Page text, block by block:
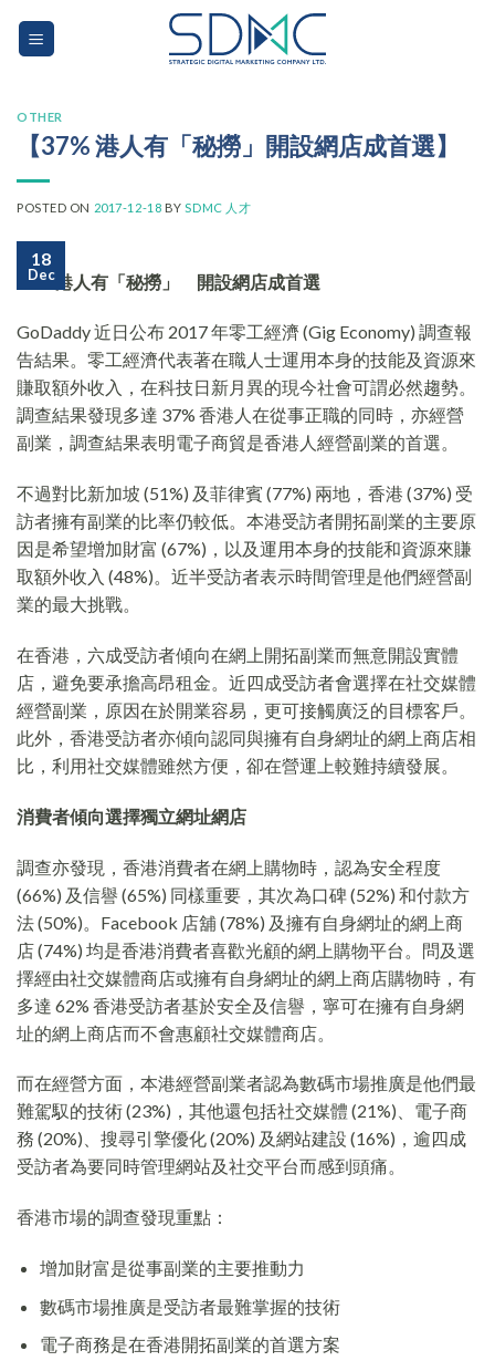
OTHER
【37% 港人有「秘撈」開設網店成首選】
POSTED ON 2017-12-18 BY SDMC 人才
18
Dec
37% 港人有「秘撈」 開設網店成首選
GoDaddy 近日公布 2017 年零工經濟 (Gig Economy) 調查報
告結果。零工經濟代表著在職人士運用本身的技能及資源來
賺取額外收入，在科技日新月異的現今社會可謂必然趨勢。
調查結果發現多達 37% 香港人在從事正職的同時，亦經營
副業，調查結果表明電子商貿是香港人經營副業的首選。
不過對比新加坡 (51%) 及菲律賓 (77%) 兩地，香港 (37%) 受
訪者擁有副業的比率仍較低。本港受訪者開拓副業的主要原
因是希望增加財富 (67%)，以及運用本身的技能和資源來賺
取額外收入 (48%)。近半受訪者表示時間管理是他們經營副
業的最大挑戰。
在香港，六成受訪者傾向在網上開拓副業而無意開設實體
店，避免要承擔高昂租金。近四成受訪者會選擇在社交媒體
經營副業，原因在於開業容易，更可接觸廣泛的目標客戶。
此外，香港受訪者亦傾向認同與擁有自身網址的網上商店相
比，利用社交媒體雖然方便，卻在營運上較難持續發展。
消費者傾向選擇獨立網址網店
調查亦發現，香港消費者在網上購物時，認為安全程度
(66%) 及信譽 (65%) 同樣重要，其次為口碑 (52%) 和付款方
法 (50%)。Facebook 店舖 (78%) 及擁有自身網址的網上商
店 (74%) 均是香港消費者喜歡光顧的網上購物平台。問及選
擇經由社交媒體商店或擁有自身網址的網上商店購物時，有
多達 62% 香港受訪者基於安全及信譽，寧可在擁有自身網
址的網上商店而不會惠顧社交媒體商店。
而在經營方面，本港經營副業者認為數碼市場推廣是他們最
難駕馭的技術 (23%)，其他還包括社交媒體 (21%)、電子商
務 (20%)、搜尋引擎優化 (20%) 及網站建設 (16%)，逾四成
受訪者為要同時管理網站及社交平台而感到頭痛。
香港市場的調查發現重點：
增加財富是從事副業的主要推動力
數碼市場推廣是受訪者最難掌握的技術
電子商務是在香港開拓副業的首選方案